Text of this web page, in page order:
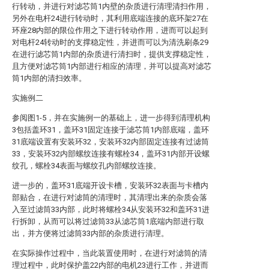
行转动，并进行对滤芯筒1内壁的杂质进行清理清扫作用，
另外在电杆24进行转动时，其利用底端连接的底环架27在
环座28内部的限位作用之下进行转动作用，进而可以起到
对电杆24转动时的支撑稳定性，并进而可以为清洗刷条29
在进行滤芯筒1内部的杂质进行清扫时，提供支撑稳定性，
且方便对滤芯筒1内部进行相应的清理，并可以提高对滤芯
筒1内部的清扫效率。
实施例二
参阅图1-5，并在实施例一的基础上，进一步得到清理机构
3包括盖环31，盖环31固定连接于滤芯筒1内部底端，盖环
31底端设置有安装环32，安装环32内部固定连接有过滤筒
33，安装环32内部螺纹连接有螺栓34，盖环31内部开设螺
纹孔，螺栓34表面与螺纹孔内部螺纹连接。
进一步的，盖环31底端开设卡槽，安装环32表面与卡槽内
部贴合，在进行对滤筒的清理时，其清理出来的杂质会落
入至过滤筒33内部，此时将螺栓34从安装环32和盖环31进
行拆卸，从而可以将过滤筒33从滤芯筒1底端内部进行取
出，并方便将过滤筒33内部的杂质进行清理。
在实际操作过程中，当此装置使用时，在进行对滤筒的清
理过程中，此时保护盖22内部的电机23进行工作，并进而